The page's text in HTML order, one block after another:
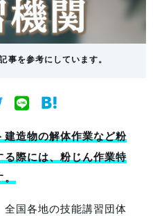
を参考にしています。
造物の解体作業など粉
際には、粉じん作業特
。
国各地の技能講習団体